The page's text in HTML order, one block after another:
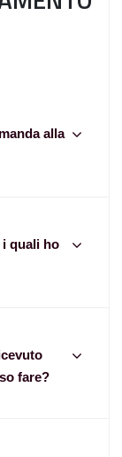
alla
i quali ho
fare?